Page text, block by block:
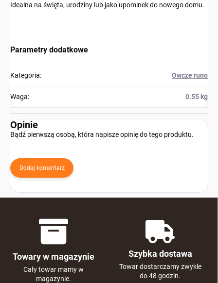
Idealna na święta, urodziny lub jako upominek do nowego domu.
Parametry dodatkowe
Kategoria: Owcze runo
Waga: 0.55 kg
Opinie
Bądź pierwszą osobą, która napisze opinię do tego produktu.
Dodaj komentarz
Towary w magazynie
Cały towar mamy w
magazynie.
Szybka dostawa
Towar dostarczamy zwykle
do 48 godzin.